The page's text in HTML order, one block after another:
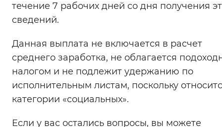
течение 7 рабочих дней со дня получения
сведений.
Данная выплата не включается в расчет
среднего заработка, не облагается
налогом и не подлежит удержанию по
исполнительным листам, поскольку
категории «социальных».
Если у вас остались вопросы, вы можете